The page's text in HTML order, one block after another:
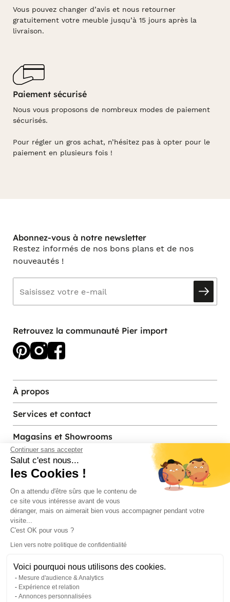
Continuer sans accepter
Salut c'est nous...
les Cookies !
On a attendu d'être sûrs que le contenu de
ce site vous intéresse avant de vous
déranger, mais on aimerait bien vous accompagner pendant votre
visite...
C'est OK pour vous ?
Lien vers notre politique de confidentialité
Voici pourquoi nous utilisons des cookies.
Mesure d'audience & Analytics
Expérience et relation
Annonces personnalisées
Vous pouvez changer d’avis et nous retourner
gratuitement votre meuble jusqu’à 15 jours après la
livraison.
Paiement sécurisé
Nous vous proposons de nombreux modes de paiement
sécurisés.
Pour régler un gros achat, n’hésitez pas à opter pour le
paiement en plusieurs fois !
Abonnez-vous à notre newsletter
Restez informés de nos bons plans et de nos
nouveautés !
Retrouvez la communauté Pier import
À propos
Services et contact
Magasins et Showrooms
Modes de paiement acceptés
© Pier Import
Mentions legales· Credits·Plan du site